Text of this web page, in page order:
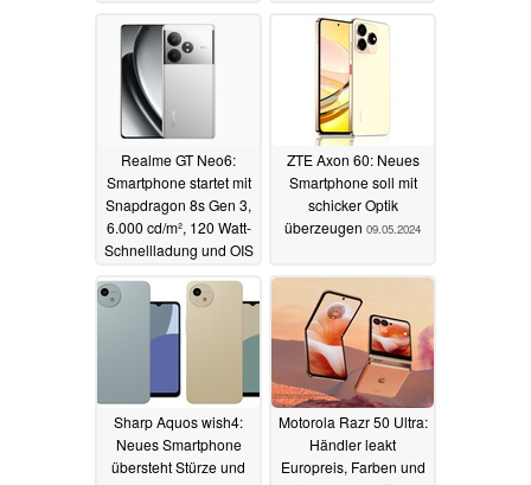
Realme GT Neo6:
Smartphone startet mit
Snapdragon 8s Gen 3,
6.000 cd/m², 120 Watt-
Schnellladung und OIS
09.05.2024
ZTE Axon 60: Neues
Smartphone soll mit
schicker Optik
überzeugen 09.05.2024
Sharp Aquos wish4:
Neues Smartphone
übersteht Stürze und
Motorola Razr 50 Ultra:
Händler leakt
Europreis, Farben und